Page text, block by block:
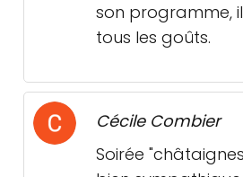
son programme,
tous les goûts.
Cécile Combier
Soirée